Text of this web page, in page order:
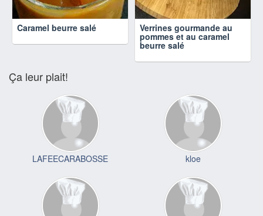
Caramel beurre salé Verrines gourmande au
pommes et au caramel
beurre salé
Ça leur plait!
LAFEECARABOSSE kloe